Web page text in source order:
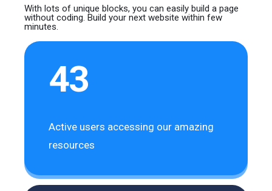
With lots of unique blocks, you can easily builda page
without coding. Build your next websitewithin few
minutes.
43
Active users accessing our amazing
resources